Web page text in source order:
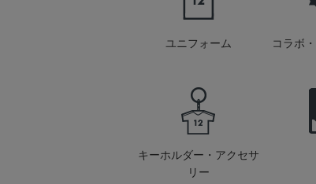
ユニフォーム
コラボ
キーホルダー・アクセサ
リー